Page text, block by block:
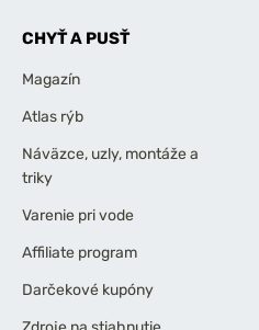
CHYŤ A PUSŤ
Magazín
Atlas rýb
Náväzce, uzly, montáže a
triky
Varenie pri vode
Affiliate program
Darčekové kupóny